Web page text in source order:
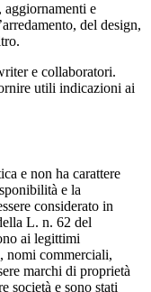
e
del design,
e collaboratori.
utili indicazioni ai
e non ha carattere
e la
considerato in
L. n. 62 del
ai legittimi
nomi commerciali,
marchi di proprietà
società e sono stati